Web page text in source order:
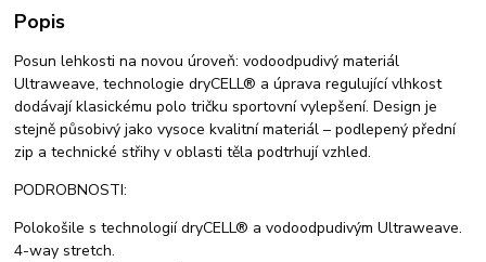
Popis
Posun lehkosti na novou úroveň: vodoodpudivý materiál
Ultraweave, technologie dryCELL® a úprava regulující vlhkost
dodávají klasickému polo tričku sportovní vylepšení. Design je
stejně působivý jako vysoce kvalitní materiál – podlepený přední
zip a technické střihy v oblasti těla podtrhují vzhled.
PODROBNOSTI:
Polokošile s technologií dryCELL® a vodoodpudivým Ultraweave.
4-way stretch.